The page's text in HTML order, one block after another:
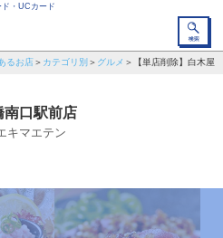
・UCカード
るお店 カテゴリ別 グルメ 【単店削除】白木
口駅前店
キマエテン